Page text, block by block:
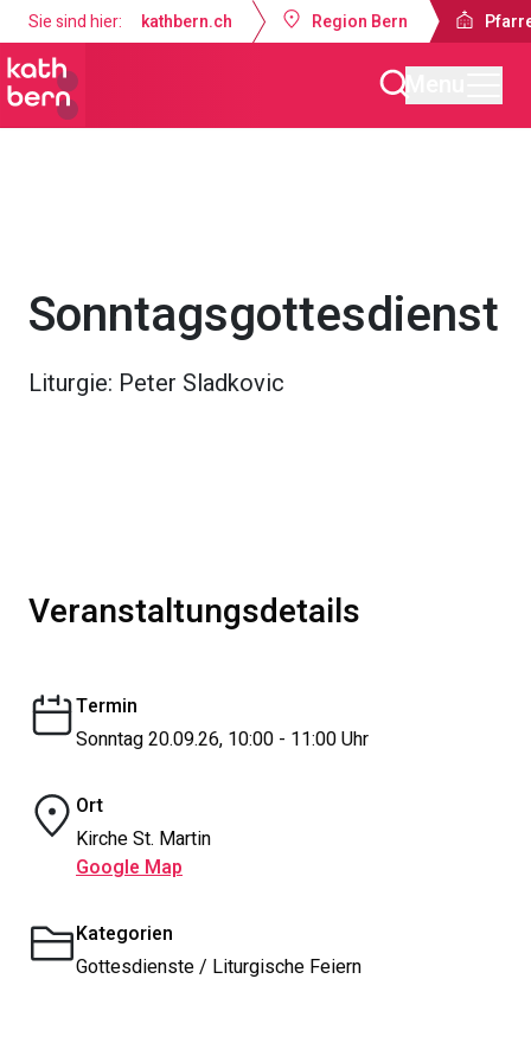
Sie sind hier: kathbern.ch Region Bern
Sonntagsgottesdienst
Liturgie: Peter Sladkovic
Veranstaltungsdetails
Termin
Sonntag 20.09.26, 10:00 - 11:00 Uhr
Ort
Kirche St. Martin
Google Map
Kategorien
Gottesdienste / Liturgische Feiern